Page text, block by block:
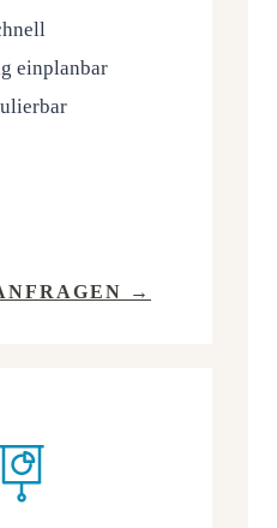
ein­plan­bar
→